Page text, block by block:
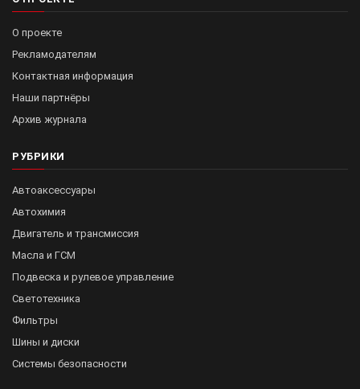
О проекте
Рекламодателям
Контактная информация
Наши партнёры
Архив журнала
РУБРИКИ
Автоаксессуары
Автохимия
Двигатель и трансмиссия
Масла и ГСМ
Подвеска и рулевое управление
Светотехника
Фильтры
Шины и диски
Системы безопасности